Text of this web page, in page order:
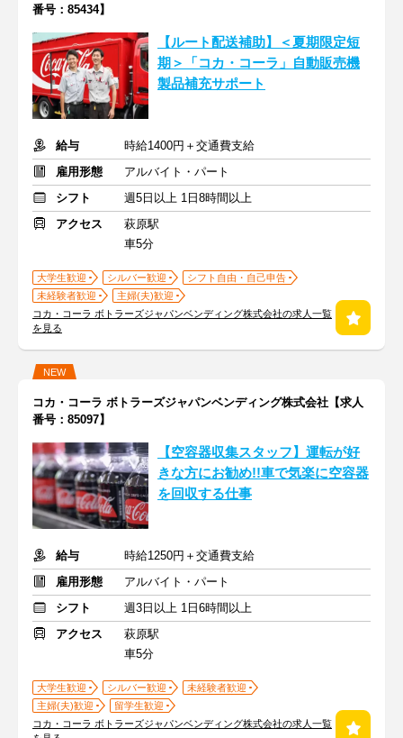
番号：85434】
【ルート配送補助】＜夏期限定短
期＞「コカ・コーラ」自動販売機
製品補充サポート
給与
時給1400円＋交通費支給
雇用形態
アルバイト・パート
シフト
週5日以上 1日8時間以上
アクセス
萩原駅
車5分
大学生歓迎 シルバー歓迎
シフト自由・自己申告
未経験者歓迎
主婦(夫)歓迎
コカ・コーラ ボトラーズジャパンベンディング株式会社の求人一覧
を見る
NEW
コカ・コーラ ボトラーズジャパンベンディング株式会社【求人
番号：85097】
【空容器収集スタッフ】運転が好
きな方にお勧め!!車で気楽に空容器
を回収する仕事
給与
時給1250円＋交通費支給
雇用形態
アルバイト・パート
シフト
週3日以上 1日6時間以上
アクセス
萩原駅
車5分
大学生歓迎 シルバー歓迎
未経験者歓迎
主婦(夫)歓迎
留学生歓迎
コカ・コーラ ボトラーズジャパンベンディング株式会社の求人一覧